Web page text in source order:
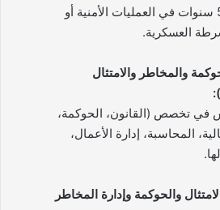
– خبرة لا تقل عن 5 سنوات في العمليات الأمنية أو
العسكرية.
والمخاطر والامتثال
في تخصص (القانون، الحوكمة،
المحاسبة، إدارة الأعمال،
والحوكمة وإدارة المخاطر